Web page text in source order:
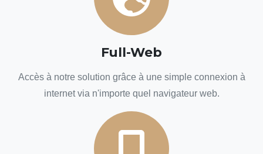
Full-Web
Accès à notre solution grâce à une simple connexion à
internet via n'importe quel navigateur web.